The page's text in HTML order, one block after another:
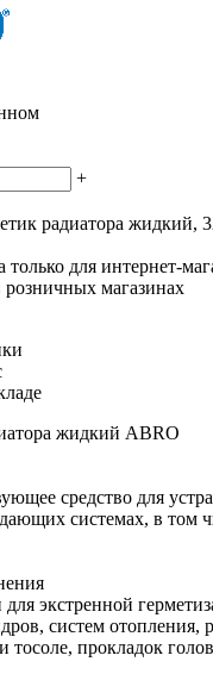
+
радиатора жидкий,
только для интернет-
розничных магазинах
жидкий ABRO
средство для
системах, в том
экстренной
систем отопления,
тосоле, прокладок